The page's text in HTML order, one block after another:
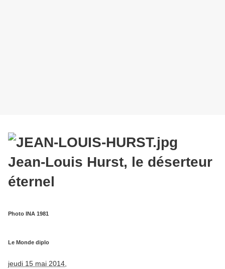
Jean-Louis Hurst, le déserteur
éternel
Photo INA 1981
Le Monde diplo
jeudi 15 mai 2014